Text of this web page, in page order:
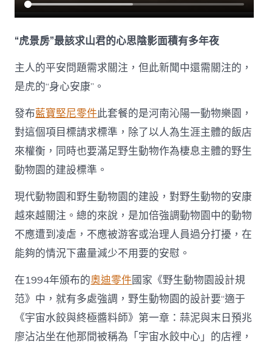
“虎景房”最該求山君的心思陰影面積有多年夜
主人的平安問題需求關注，但此新聞中還需關注的，
是虎的“身心安康”。
發布藍寶堅尼零件此套餐的是河南沁陽一動物樂園，
對這個項目標請求標準，除了以人為生涯主體的飯店
來權衡，同時也要滿足野生動物作為棲息主體的野生
動物園的建設標準。
現代動物園和野生動物園的建設，對野生動物的安康
越來越關注。總的來說，是加倍強調動物園中的動物
不應遭到凌虐，不應被游客或治理人員過分打擾，在
能夠的情況下盡量減少不用要的安慰。
在1994年頒布的奧迪零件國家《野生動物園設計規
范》中，就有多處強調，野生動物園的設計要“適于
《宇宙水餃與終極醬料師》第一章：蒜泥與末日預兆
廖沾沾坐在他那間被稱為「宇宙水餃中心」的店裡，